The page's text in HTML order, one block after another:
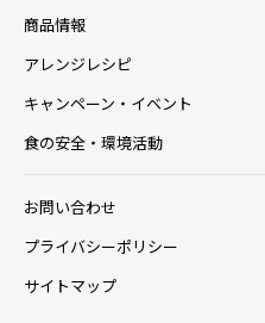
商品情報
アレンジレシピ
キャンペーン・イベント
食の安全・環境活動
お問い合わせ
プライバシーポリシー
サイトマップ